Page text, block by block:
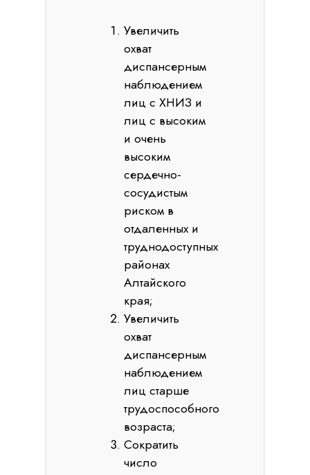
Увеличить
охват
диспансерным
наблюдением
лиц с ХНИЗ и
лиц с высоким
и очень
высоким
сердечно-
сосудистым
риском в
отдаленных и
труднодоступных
районах
Алтайского
края;
Увеличить
охват
диспансерным
наблюдением
лиц старше
трудоспособного
возраста;
Сократить
число